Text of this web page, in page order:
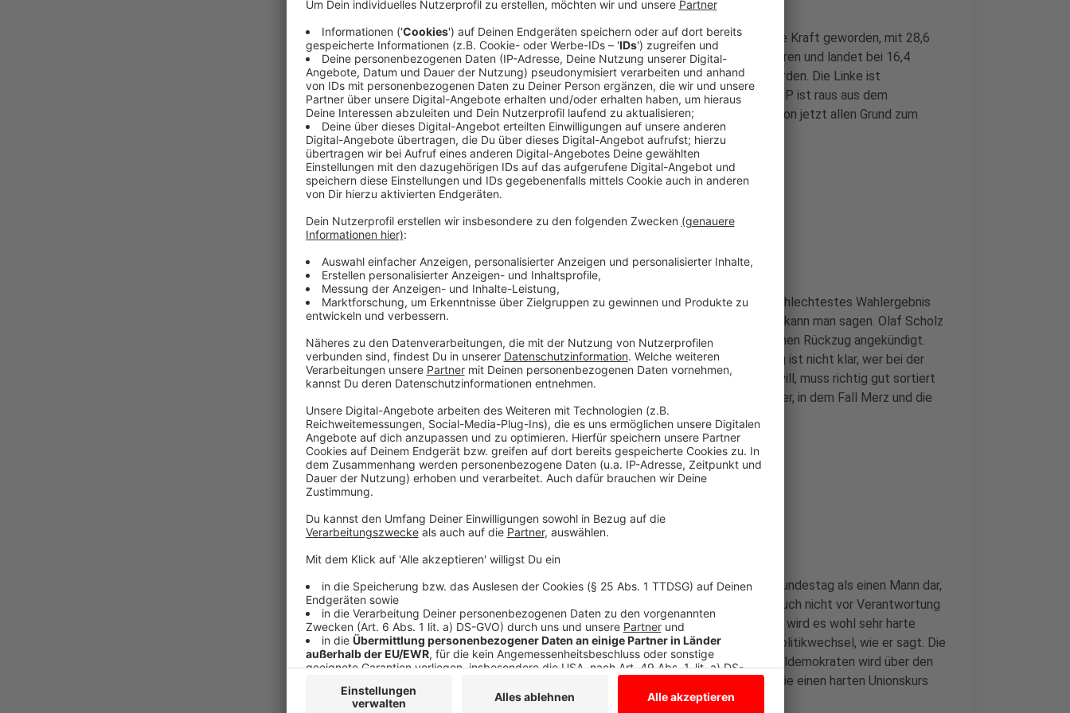
CDU und CSU sind die Gewinner des Wahlabends. Sie sind stärkste Kraft geworden, mit 28,6
Prozent. Die SPD hat ein historisch schlechtes Ergebnis eingefahren und landet bei 16,4
Prozent. Die AfD ist mit 20,8 Prozent zweitstärkste Partei geworden. Die Linke ist
komfortabel in den Bundestag gekommen - mit 9 Prozent. Die FDP ist raus aus dem
Bundestag. Auch das BSW hat es nicht geschafft. Obwohl die Union jetzt allen Grund zum
Jubeln hat, wird eine Regierungsbildung nicht einfach.
Anzeige
SPD am Boden
Die Lage der Sozialdemokraten ist verheerend. Die SPD hat ihr schlechtestes Wahlergebnis
eingefahren. Nicht nur im
herrscht jetzt Chaos, kann man sagen. Olaf Scholz
spielt keine Rolle mehr, der FraktionschefRolf Mützenich
hat seinen Rückzug angekündigt.
ParteichefLars Klingbeilwill einen Posten übernehmen. So richtig ist nicht klar, wer bei der
SPD mögliche Koalitionsgespräche führen könnte. Wer regieren will, muss richtig gut sortiert
sein. Und wenn man das nicht ist, wird es für den Regierungspartner, in dem Fall Merz und die
CDU/CSU, schwer, verlässliche Absprachen zu treffen.
Anzeige
Anzeige
Die SPD stellt Merz seit seinem umstrittenen AfD-Manöver im Bundestag als einen Mann dar,
dem man nicht trauen kann. Allerdings will man sich bei der SPD auch nicht vor Verantwortung
drücken. In den zentralen Fragen Wirtschaftspolitik und Migration wird es wohl sehr harte
Verhandlungen geben. Merz will in beiden Feldern einen echten Politikwechsel, wie er sagt. Die
massiv geschwächte SPD hat aber ein Druckmittel: Bei den Sozialdemokraten wird über den
Koalitionsvertrag am Ende die Basis abstimmen müssen. Und ob die einen harten Unionskurs
mitgeht, ist alles andere als klar.